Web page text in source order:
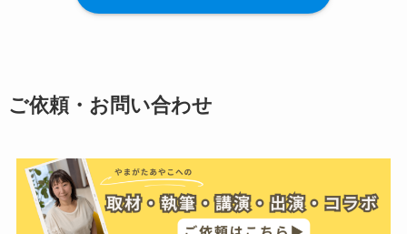
ご依頼・お問い合わせ